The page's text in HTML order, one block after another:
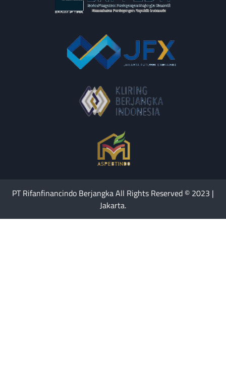
PT Rifanfinancindo Berjangka All Rights Reserved © 2023 |
Jakarta.